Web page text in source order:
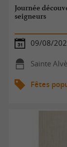
Journée
seigneurs
09/08/
Sainte
Fêtes